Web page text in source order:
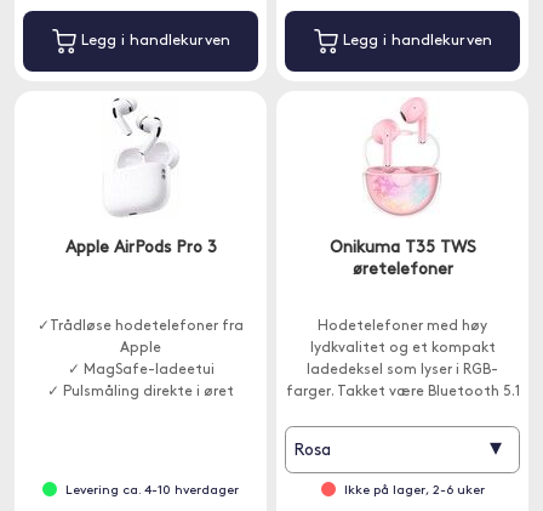
Legg i handlekurven Legg i handlekurven
Apple AirPods Pro 3
✓Trådløse hodetelefoner fra
Apple
✓ MagSafe-ladeetui
✓ Pulsmåling direkte i øret
Levering ca. 4-10 hverdager
Onikuma T35 TWS
øretelefoner
Hodetelefoner med høy
lydkvalitet og et kompakt
ladedeksel som lyser i RGB-
farger. Takket være Bluetooth 5.1
Rosa ▾
Ikke på lager, 2-6 uker